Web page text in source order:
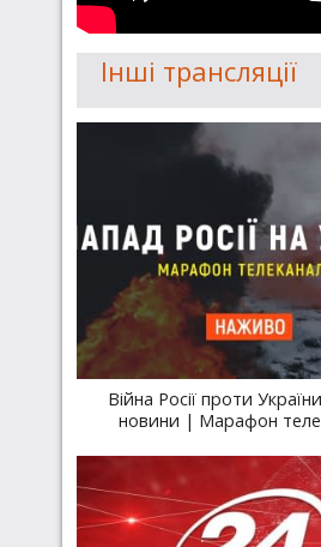
Інші трансляції
Війна Росії проти
новини | Марафон